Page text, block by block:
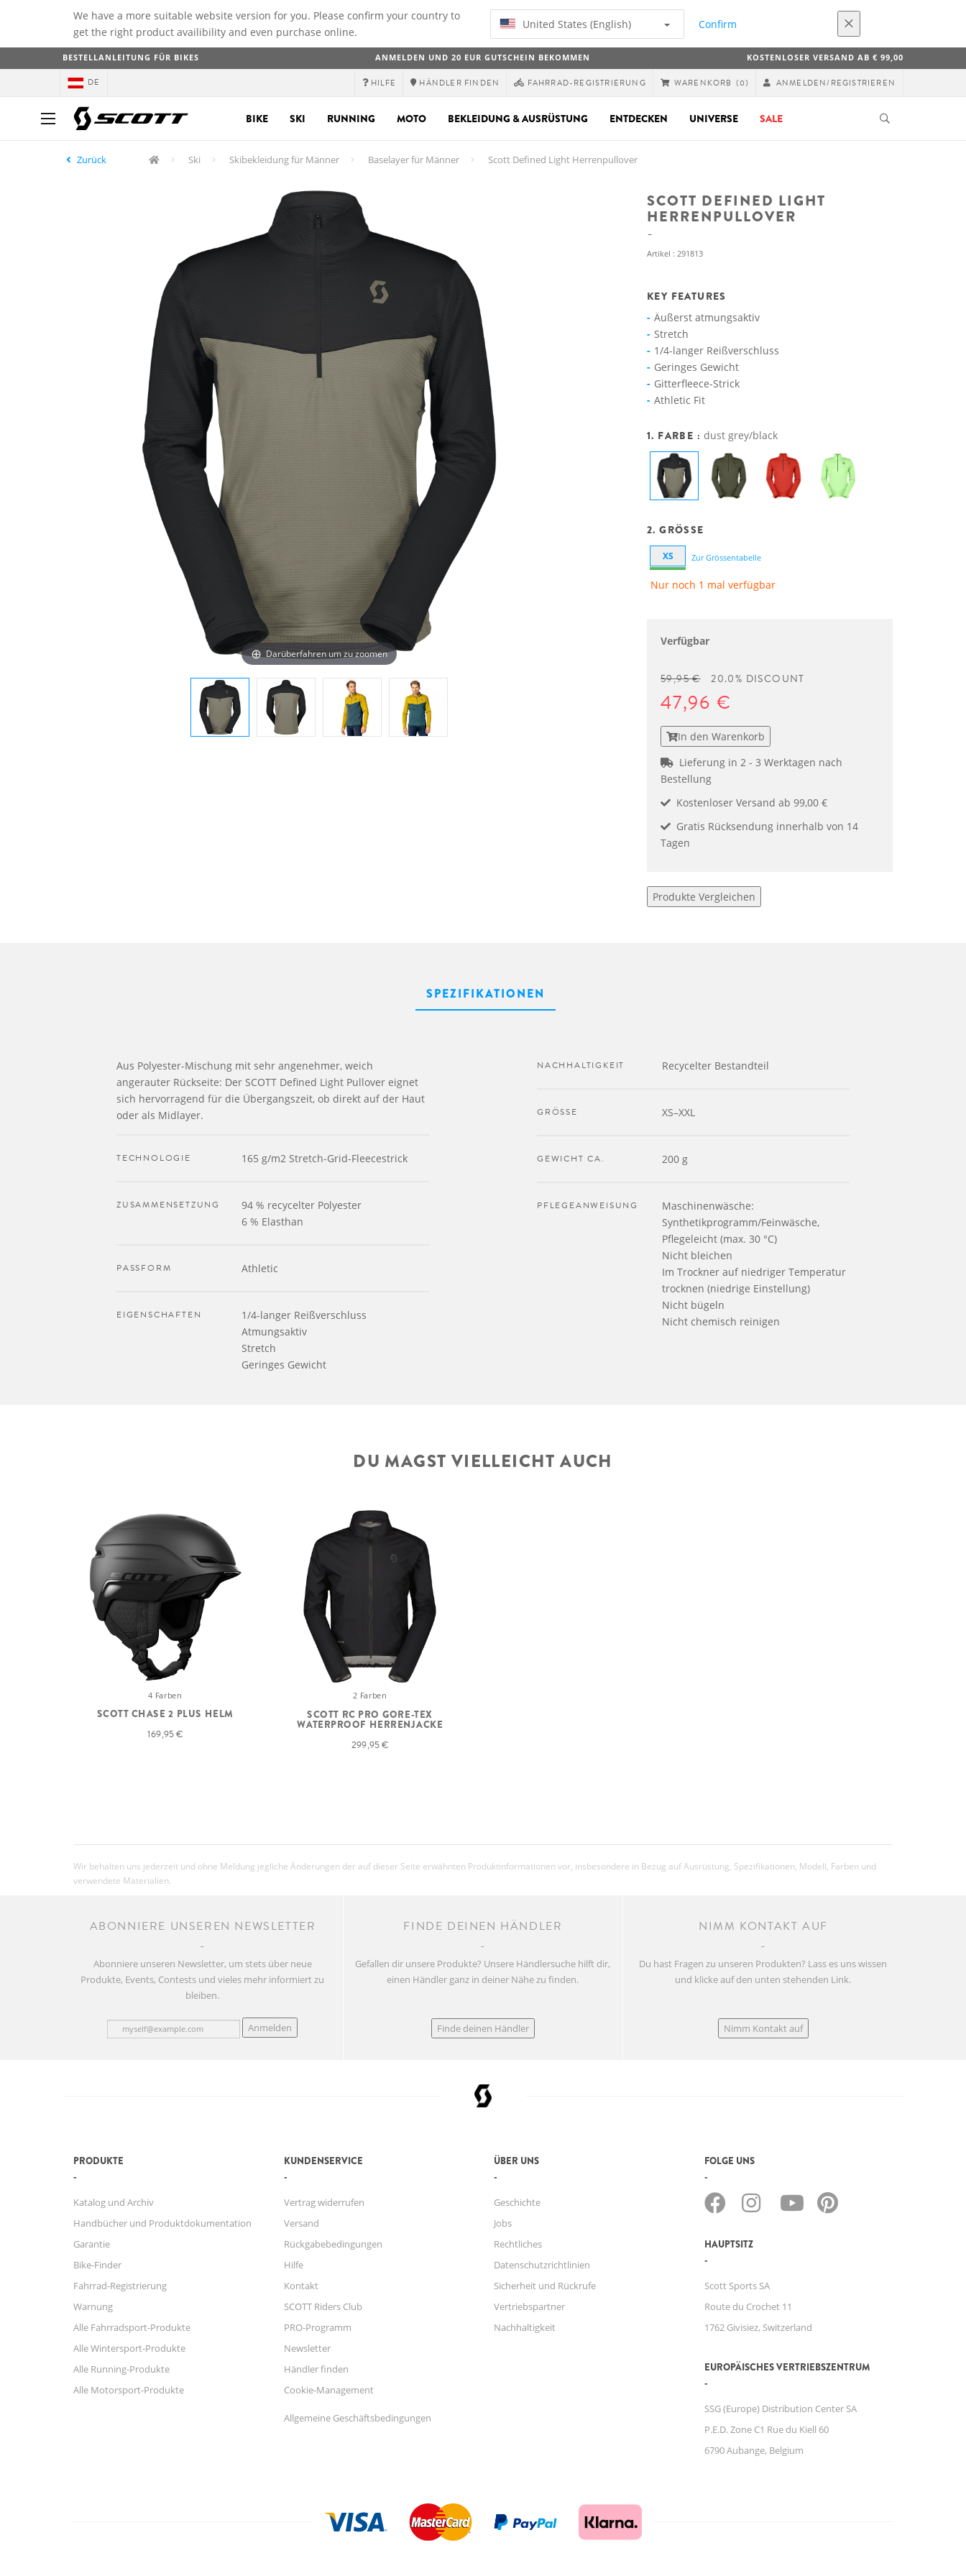
We have a more suitable website version for you. Please confirm your country to
get the right product availibility and even purchase online.
United States (English) Confirm
BESTELLANLEITUNG FÜR BIKES ANMELDEN UND 20 EUR GUTSCHEIN BEKOMMEN KOSTENLOSER VERSAND AB € 99,00
DE HILFE HÄNDLER FINDEN FAHRRAD-REGISTRIERUNG WARENKORB (0) ANMELDEN/REGISTRIEREN
BIKE SKI RUNNING MOTO BEKLEIDUNG & AUSRÜSTUNG ENTDECKEN UNIVERSE SALE
Zurück Ski Skibekleidung für Männer Baselayer für Männer Scott Defined Light Herrenpullover
SCOTT DEFINED LIGHT
HERRENPULLOVER
Artikel : 291813
Darüberfahren um zu zoomen
KEY FEATURES
Äußerst atmungsaktiv
Stretch
1/4-langer Reißverschluss
Geringes Gewicht
Gitterfleece-Strick
Athletic Fit
1. FARBE : dust grey/black
2. GRÖSSE
XS Zur Grössentabelle
Nur noch 1 mal verfügbar
Verfügbar
59,95 € 20.0% DISCOUNT
47,96 €
In den Warenkorb
Lieferung in 2 - 3 Werktagen nach
Bestellung
Kostenloser Versand ab 99,00 €
Gratis Rücksendung innerhalb von 14
Tagen
Produkte Vergleichen
SPEZIFIKATIONEN
Aus Polyester-Mischung mit sehr angenehmer, weich
angerauter Rückseite: Der SCOTT Defined Light Pullover eignet
sich hervorragend für die Übergangszeit, ob direkt auf der Haut
oder als Midlayer.
TECHNOLOGIE 165 g/m2 Stretch-Grid-Fleecestrick
ZUSAMMENSETZUNG
94 % recycelter Polyester
6 % Elasthan
PASSFORM Athletic
EIGENSCHAFTEN
1/4-langer Reißverschluss
Atmungsaktiv
Stretch
Geringes Gewicht
NACHHALTIGKEIT Recycelter Bestandteil
GRÖSSE XS–XXL
GEWICHT CA. 200 g
PFLEGEANWEISUNG
Maschinenwäsche:
Synthetikprogramm/Feinwäsche,
Pflegeleicht (max. 30 °C)
Nicht bleichen
Im Trockner auf niedriger Temperatur
trocknen (niedrige Einstellung)
Nicht bügeln
Nicht chemisch reinigen
DU MAGST VIELLEICHT AUCH
4 Farben
SCOTT CHASE 2 PLUS HELM
169,95 €
2 Farben
SCOTT RC PRO GORE-TEX
WATERPROOF HERRENJACKE
299,95 €
Wir behalten uns jederzeit und ohne Meldung jegliche Änderungen der auf dieser Seite erwähnten Produktinformationen vor, insbesondere in Bezug auf Ausrüstung, Spezifikationen, Modell, Farben und
verwendete Materialien.
ABONNIERE UNSEREN NEWSLETTER
Abonniere unseren Newsletter, um stets über neue
Produkte, Events, Contests und vieles mehr informiert zu
bleiben.
Anmelden
FINDE DEINEN HÄNDLER
Gefallen dir unsere Produkte? Unsere Händlersuche hilft dir,
einen Händler ganz in deiner Nähe zu finden.
Finde deinen Händler
NIMM KONTAKT AUF
Du hast Fragen zu unseren Produkten? Lass es uns wissen
und klicke auf den unten stehenden Link.
Nimm Kontakt auf
PRODUKTE
Katalog und Archiv
Handbücher und Produktdokumentation
Garantie
Bike-Finder
Fahrrad-Registrierung
Warnung
Alle Fahrradsport-Produkte
Alle Wintersport-Produkte
Alle Running-Produkte
Alle Motorsport-Produkte
KUNDENSERVICE
Vertrag widerrufen
Versand
Rückgabebedingungen
Hilfe
Kontakt
SCOTT Riders Club
PRO-Programm
Newsletter
Händler finden
Cookie-Management
Allgemeine Geschäftsbedingungen
ÜBER UNS
Geschichte
Jobs
Rechtliches
Datenschutzrichtlinien
Sicherheit und Rückrufe
Vertriebspartner
Nachhaltigkeit
FOLGE UNS
HAUPTSITZ
Scott Sports SA
Route du Crochet 11
1762 Givisiez, Switzerland
EUROPÄISCHES VERTRIEBSZENTRUM
SSG (Europe) Distribution Center SA
P.E.D. Zone C1 Rue du Kiell 60
6790 Aubange, Belgium